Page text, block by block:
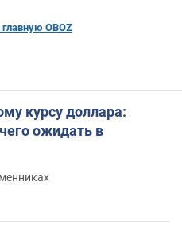
OBOZ
курсу доллара:
ожидать в